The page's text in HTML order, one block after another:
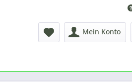
Mein Konto